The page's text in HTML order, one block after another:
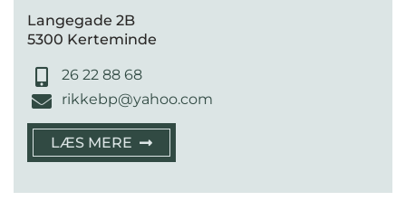
Langegade 2B
5300 Kerteminde
26 22 88 68
rikkebp@yahoo.com
LÆS MERE